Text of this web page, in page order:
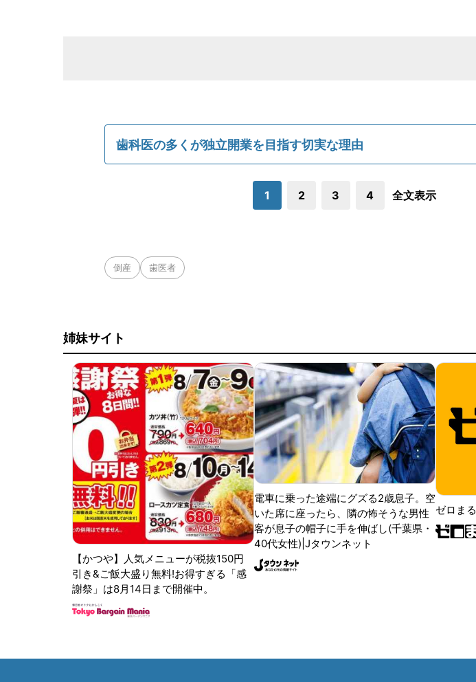
歯科医の多くが独立開業を目指す切実な理由
1 2 3 4 全文表示
倒産 歯医者
姉妹サイト
【かつや】人気メニューが税抜150円
引き&ご飯大盛り無料!お得すぎる「感
謝祭」は8月14日まで開催中。
電車に乗った途端にグズる2歳息子。空
いた席に座ったら、隣の怖そうな男性
客が息子の帽子に手を伸ばし(千葉県・
40代女性)|Jタウンネット
ゼロまる